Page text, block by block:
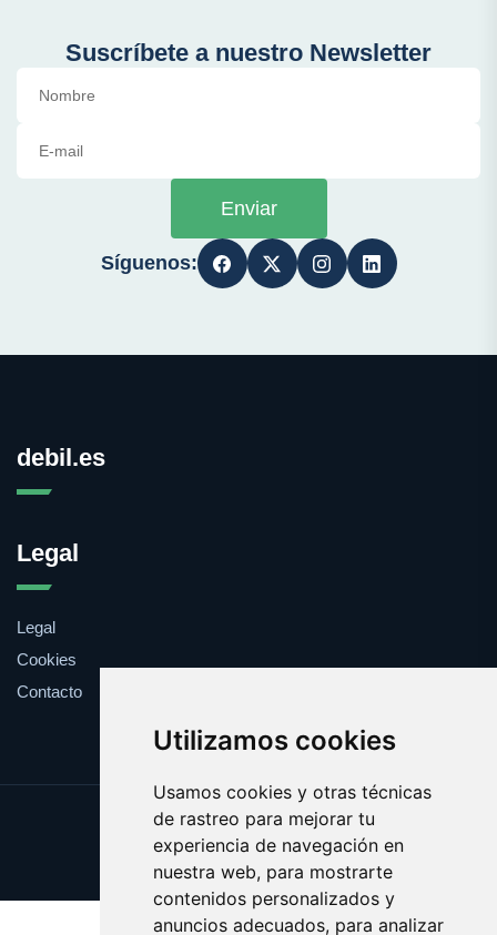
Utilizamos cookies
Usamos cookies y otras técnicas
de rastreo para mejorar tu
experiencia de navegación en
nuestra web, para mostrarte
contenidos personalizados y
anuncios adecuados, para analizar
Suscríbete a nuestro Newsletter
Enviar
Síguenos:
debil.es
Legal
Legal
Cookies
Contacto
Update cookies preferences
Copyright © 2025 debil.es